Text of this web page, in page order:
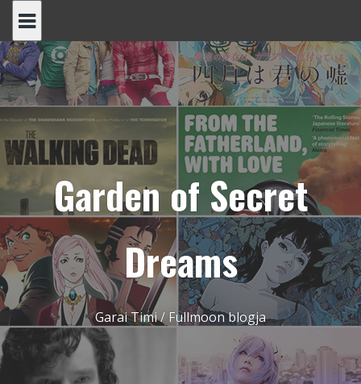
content
Garden of Secret
Dreams
Garai Timi / Fullmoon blogja